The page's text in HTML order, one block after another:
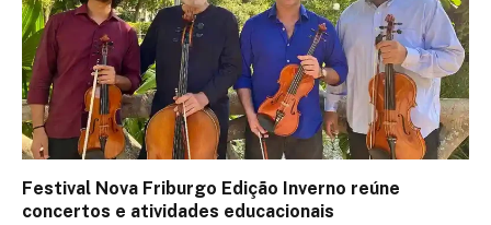
Festival Nova Friburgo Edição Inverno reúne
concertos e atividades educacionais